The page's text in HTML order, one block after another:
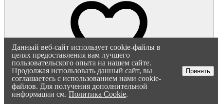
Данный веб-сайт использует cookie-файлы в
целях предоставления вам лучшего
пользовательского опыта на нашем сайте.
Продолжая использовать данный сайт, вы
соглашаетесь с использованием нами cookie-
файлов. Для получения дополнительной
информации см.Политика Cookie.
Принять